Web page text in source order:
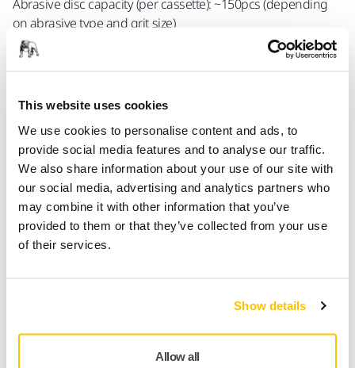
This website uses cookies
We use cookies to personalise content and ads, to
provide social media features and to analyse our traffic.
We also share information about your use of our site with
our social media, advertising and analytics partners who
may combine it with other information that you’ve
provided to them or that they’ve collected from your use
of their services.
Show details
Allow all
Abrasive disc capacity (per cassette): ~150pcs (depending
on abrasive type and grit size)
Abrasive change time: ≤10s
the automated replacement of abrasive discs across diverse
industrial sanding applications. The modular design allows for
an easy and seamless integration with both new and existing
solutions, providing flexibility to customize the system according
to specific requirements. Safety is a fundamental aspect of the
Mirka® AutoChanger, prioritizing the well-being of operators. By
providing a secure operational environment, the system
AutoChanger represents a step forward in sanding efficiency.